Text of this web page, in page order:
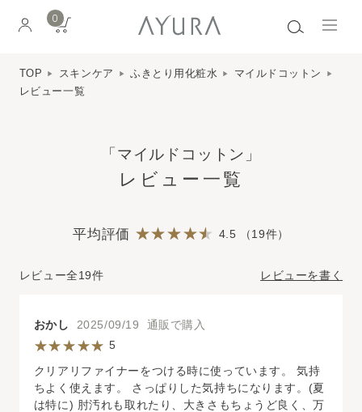
0
TOP スキンケア ふきとり用化粧水
マイルドコットン
レビュー一覧
「マイルドコットン」
レビュー一覧
平均評価 4.5 （19件）
レビュー全19件 レビューを書く
おかし 2025/09/19 通販で購入
5
クリアリファイナーをつける時に使っています。 気持
ちよく使えます。 さっぱりした気持ちになります。(夏
は特に) 肘汚れも取れたり、大きさもちょうど良く、万